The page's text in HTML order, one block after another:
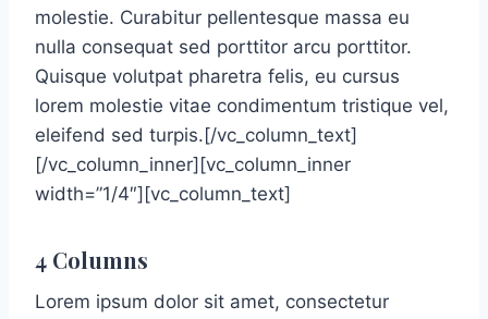
molestie. Curabitur pellentesque massa eu
nulla consequat sed porttitor arcu porttitor.
Quisque volutpat pharetra felis, eu cursus
lorem molestie vitae condimentum tristique vel,
eleifend sed turpis.[/vc_column_text]
[/vc_column_inner][vc_column_inner
width=”1/4″][vc_column_text]
4 Columns
Lorem ipsum dolor sit amet, consectetur